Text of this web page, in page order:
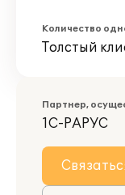
Количество
Толстый
Партнер,
1С-РАРУС